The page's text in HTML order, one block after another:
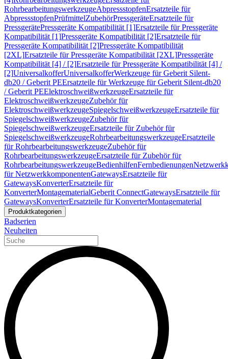
RohrbearbeitungswerkzeugeAbpressstopfenErsatzteile für
AbpressstopfenPrüfmittelZubehörPressgeräteErsatzteile für
PressgerätePressgeräte Kompatibilität [1]Ersatzteile für Pressgeräte
Kompatibilität [1]Pressgeräte Kompatibilität [2]Ersatzteile für
Pressgeräte Kompatibilität [2]Pressgeräte Kompatibilität
[2XL]Ersatzteile für Pressgeräte Kompatibilität [2XL]Pressgeräte
Kompatibilität [4] / [2]Ersatzteile für Pressgeräte Kompatibilität [4] /
[2]UniversalkofferUniversalkofferWerkzeuge für Geberit Silent-
db20 / Geberit PEErsatzteile für Werkzeuge für Geberit Silent-db20
/ Geberit PEElektroschweißwerkzeugeErsatzteile für
ElektroschweißwerkzeugeZubehör für
ElektroschweißwerkzeugeSpiegelschweißwerkzeugeErsatzteile für
SpiegelschweißwerkzeugeZubehör für
SpiegelschweißwerkzeugeErsatzteile für Zubehör für
SpiegelschweißwerkzeugeRohrbearbeitungswerkzeugeErsatzteile
für RohrbearbeitungswerkzeugeZubehör für
RohrbearbeitungswerkzeugeErsatzteile für Zubehör für
RohrbearbeitungswerkzeugeBedienhilfenFernbedienungen
für NetzwerkkomponentenGatewaysErsatzteile für
GatewaysKonverterErsatzteile für
KonverterMontagematerialGeberit ConnectGatewaysErsatzteile für
GatewaysKonverterErsatzteile für KonverterMontagematerial
Produktkategorien
Badserien
Neuheiten